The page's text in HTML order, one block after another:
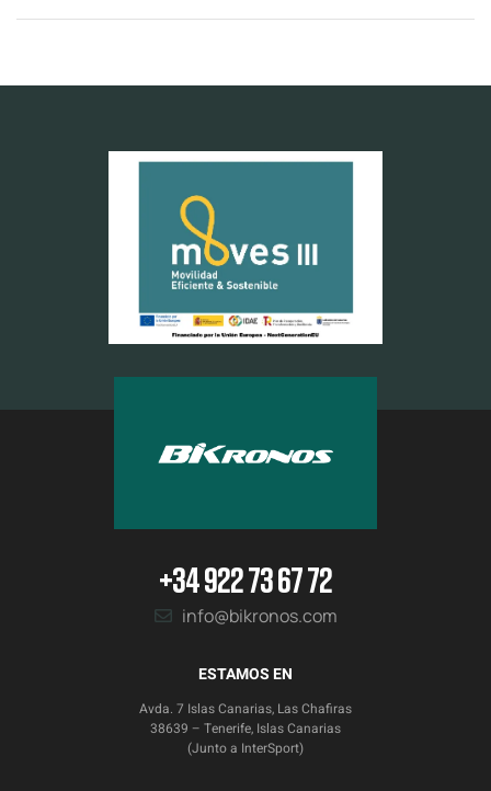
+34 922 73 67 72
info@bikronos.com
ESTAMOS EN
Avda. 7 Islas Canarias, Las Chafiras
38639 – Tenerife, Islas Canarias
(Junto a InterSport)